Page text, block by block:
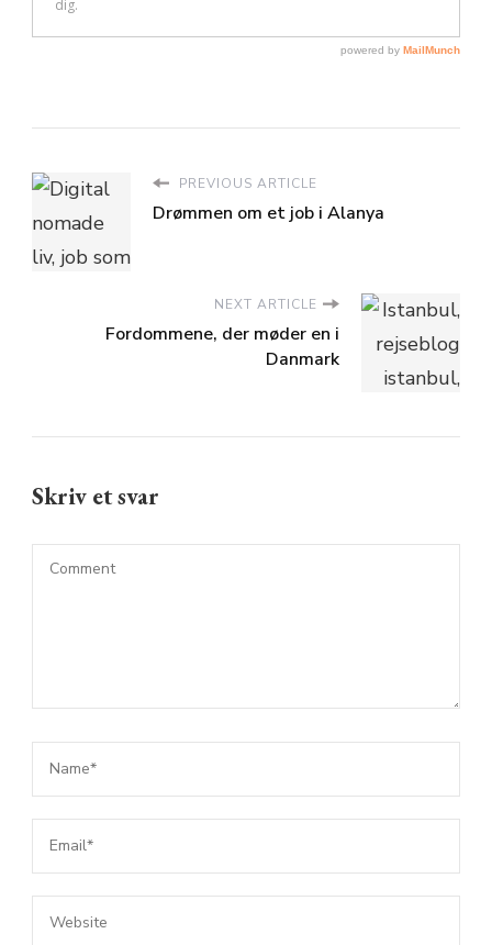
PREVIOUS ARTICLE
Drømmen om et job i Alanya
NEXT ARTICLE
Fordommene, der møder en i
Danmark
Skriv et svar